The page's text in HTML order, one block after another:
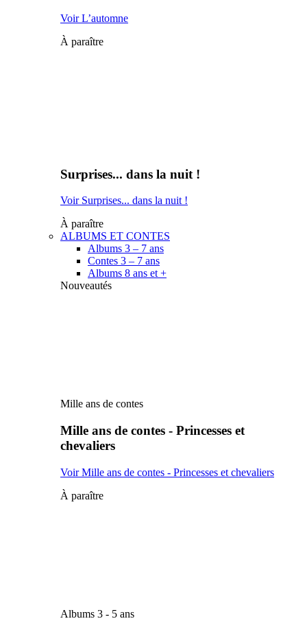
Voir L’automne
À paraître
Surprises... dans la nuit !
Voir Surprises... dans la nuit !
À paraître
ALBUMS ET CONTES
Albums 3 – 7 ans
Contes 3 – 7 ans
Albums 8 ans et +
Nouveautés
Mille ans de contes
Mille ans de contes - Princesses et
chevaliers
Voir Mille ans de contes - Princesses et chevaliers
À paraître
Albums 3 - 5 ans